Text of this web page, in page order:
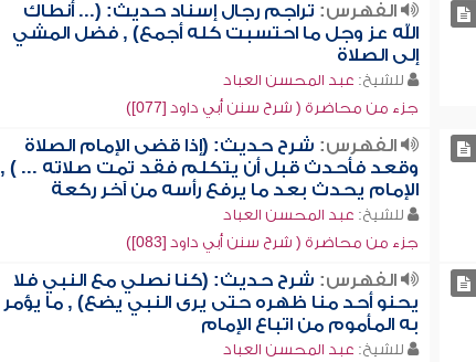
الفهرس: تراجم رجال إسناد حديث: (... أنطاك
الله عز وجل ما احتسبت كله أجمع) , فضل المشي
إلى الصلاة
للشيخ: عبد المحسن العباد
جزء من محاضرة ( شرح سنن أبي داود [077])
الفهرس: شرح حديث: (إذا قضى الإمام الصلاة
وقعد فأحدث قبل أن يتكلم فقد تمت صلاته ... ) ,
الإمام يحدث بعد ما يرفع رأسه من آخر ركعة
للشيخ: عبد المحسن العباد
جزء من محاضرة ( شرح سنن أبي داود [083])
الفهرس: شرح حديث: (كنا نصلي مع النبي فلا
يحنو أحد منا ظهره حتى يرى النبي يضع) , ما يؤمر
به المأموم من اتباع الإمام
للشيخ: عبد المحسن العباد